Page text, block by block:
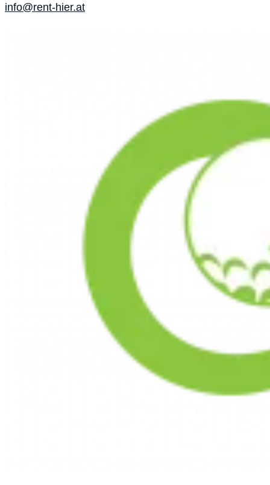
info@rent-hier.at